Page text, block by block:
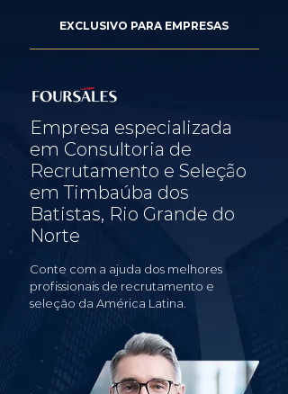
EXCLUSIVO PARA EMPRESAS
Empresa especializada
em Consultoria de
Recrutamento e Seleção
em Timbaúba dos
Batistas, Rio Grande do
Norte
Conte com a ajuda dos melhores
profissionais de recrutamento e
seleção da América Latina.